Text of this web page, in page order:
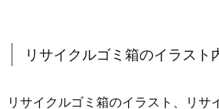
リサイクルゴミ箱のイラスト
リサイクルゴミ箱のイラスト、リサ